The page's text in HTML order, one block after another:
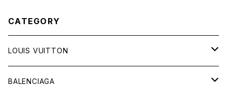
CATEGORY
LOUIS VUITTON
バッグ
BALENCIAGA